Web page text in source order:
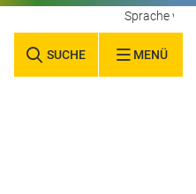
SUCHE MENÜ
Sprache